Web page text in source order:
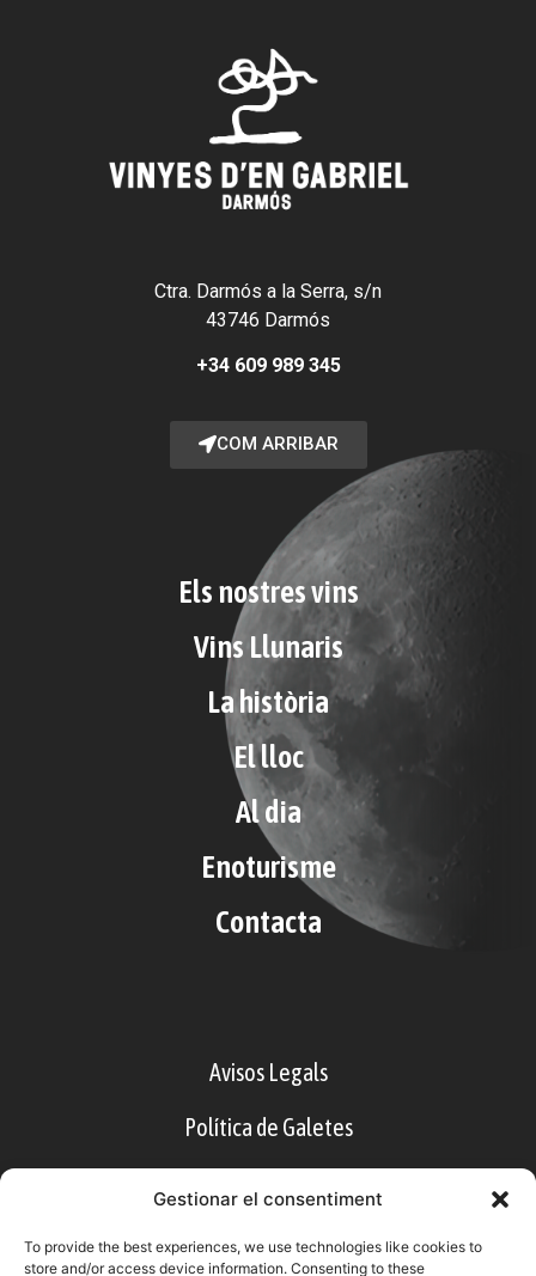
Gestionar el consentiment
To provide the best experiences, we use technologies like cookies to
store and/or access device information. Consenting to these
Ctra. Darmós a la Serra, s/n
43746 Darmós
+34 609 989 345
COM ARRIBAR
Els nostres vins
Vins Llunaris
La història
El lloc
Al dia
Enoturisme
Contacta
Avisos Legals
Política de Galetes
CA ES EN